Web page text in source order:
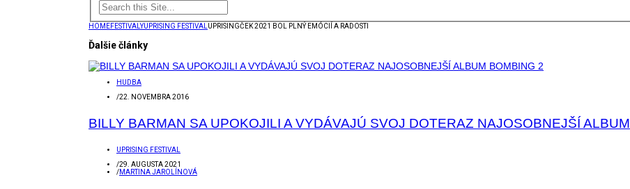
HOMEFESTIVALYUPRISING FESTIVAL UPRISINGČEK 2021 BOL PLNÝ EMÓCIÍ A RADOSTI
Ďalšie články
HUDBA
/22. NOVEMBRA 2016
BILLY BARMAN SA UPOKOJILI A VYDÁVAJÚ SVOJ DOTERAZ NAJOSOBNEJŠÍ ALBUM
UPRISING FESTIVAL
/29. AUGUSTA 2021
/MARTINA JAROLÍNOVÁ